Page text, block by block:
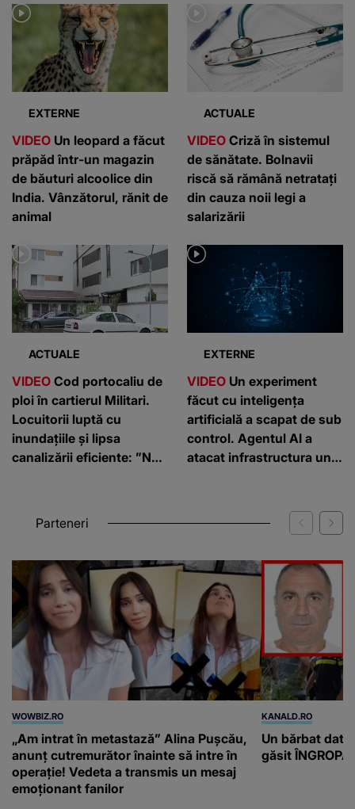
EXTERNE
VIDEO Un leopard a făcut
prăpăd într-un magazin
de băuturi alcoolice din
India. Vânzătorul, rănit de
animal
ACTUALE
VIDEO Criză în sistemul
de sănătate. Bolnavii
riscă să rămână netratați
din cauza noii legi a
salarizării
ACTUALE
VIDEO Cod portocaliu de
ploi în cartierul Militari.
Locuitorii luptă cu
inundațiile și lipsa
canalizării eficiente: ”Nu
EXTERNE
VIDEO Un experiment
făcut cu inteligența
artificială a scapat de sub
control. Agentul AI a
atacat infrastructura unei
Parteneri
WOWBIZ.RO
„Am intrat în metastază” Alina Pușcău,
anunț cutremurător înainte să intre în
operație! Vedeta a transmis un mesaj
emoționant fanilor
KANALD.RO
Un bărbat dat
găsit